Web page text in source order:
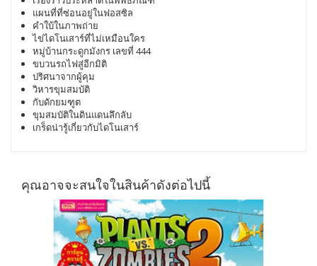
แผนที่ที่ซ่อนอยู่ในฟอสซิล
คำใบ้ในภาพถ่าย
ไข่ไดโนเสาร์ที่ไม่เหมือนใคร
หมู่บ้านกระดูกมังกร เลขที่ 444
ขบวนรถไฟสู่อีกมิติ
ปริศนาจากผู้คุม
วิหารขุมสมบัติ
กับดักยมฑูต
ขุมสมบัติในดินแดนลึกลับ
เกร็ดน่ารู้เกี่ยวกับไดโนเสาร์
คุณอาจจะสนใจในสินค้าดังต่อไปนี้